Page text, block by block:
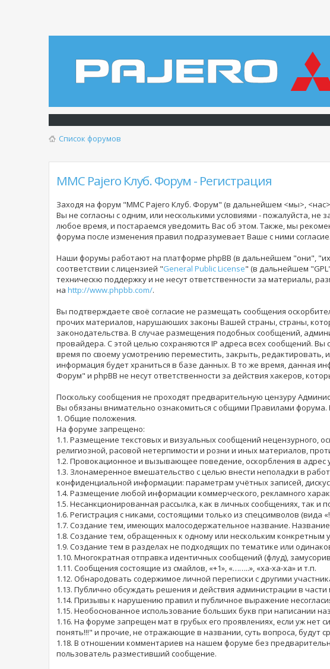
Список форумов
MMC Pajero Клуб. Форум - Регистрация
Заходя на форум "MMC Pajero Клуб. Форум" (в дальнейшем <мы>,
Вы не согласны с одним, или несколькими условиями - пожалуйста,
любое время, и постараемся уведомить Вас об этом. Также, мы
форума после изменения правил подразумевает Ваше с ними согласие.
Наши форумы работают на платформе phpBB (в дальнейшем "они",
соответствии с лицензией "General Public License" (в дальнейшем
техническю поддержку и не несут ответственности за материалы,
на http://www.phpbb.com/.
Вы подтверждаете своё согласие не размещать сообщения
прочих материалов, нарушаюших законы Вашей страны, страны,
законодательства. В случае размещения подобных сообщений,
провайдера. С этой целью сохраняются IP адреса всех сообщений.
время по своему усмотрению переместить, закрыть, редактировать,
информация будет храниться в базе данных. В то же время, данная
Форум" и phpBB не несут ответственности за действия хакеров,
Поскольку сообщения не проходят предварительную цензуру
Вы обязаны внимательно ознакомиться с общими Правилами форума.
1. Общие положения.
На форуме запрещено:
1.1. Размещение текстовых и визуальных сообщений нецензурного,
религиозной, расовой нетерпимости и розни и иных материалов,
1.2. Провокационное и вызывающее поведение, оскорбления в
1.3. Злонамеренное вмешательство с целью внести неполадки в
конфиденциальной информации: параметрам учётных записей,
1.4. Размещение любой информации коммерческого, рекламного
1.5. Несанкционированная рассылка, как в личных сообщениях, так и
1.6. Регистрация с никами, состоящими только из спецсимволов
1.7. Создание тем, имеющих малосодержательное название.
1.8. Создание тем, обращенных к одному или нескольким
1.9. Создание тем в разделах не подходящих по тематике или
1.10. Многократная отправка идентичных сообщений (флуд),
1.11. Сообщения состоящие из смайлов, «+1», «……..», «ха-ха-ха» и т.п.
1.12. Обнародовать содержимое личной переписки с другими
1.13. Публично обсуждать решения и действия администрации в
1.14. Призывы к нарушению правил и публичное выражение
1.15. Необоснованное использование больших букв при написании
1.16. На форуме запрещен мат в грубых его проявлениях, если уж нет
понять!!!" и прочие, не отражающие в названии, суть вопроса, будут
1.18. В отношении комментариев на нашем форуме без
пользователь разместивший сообщение.